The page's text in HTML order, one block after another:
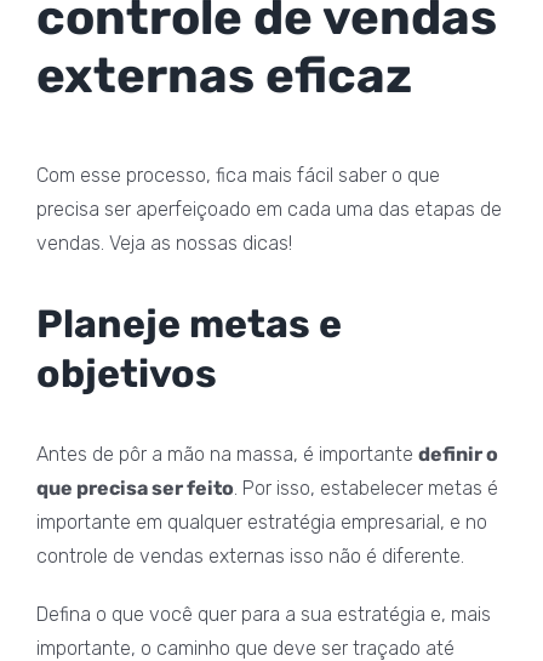
controle de vendas
externas eficaz
Com esse processo, fica mais fácil saber o que
precisa ser aperfeiçoado em cada uma das etapas de
vendas. Veja as nossas dicas!
Planeje metas e
objetivos
Antes de pôr a mão na massa, é importante definir o
que precisa ser feito . Por isso, estabelecer metas é
importante em qualquer estratégia empresarial, e no
controle de vendas externas isso não é diferente.
Defina o que você quer para a sua estratégia e, mais
importante, o caminho que deve ser traçado até